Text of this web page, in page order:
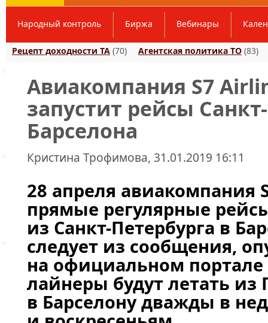
Народный контроль Биржа Вебинары
Рецепт доходности ТА (70) Агентская политика ТО (83)
Авиакомпания S7
запустит рейсы
Барселона
Кристина Трофимова, 31.01.2019 16:11
28 апреля авиакомпания
прямые регулярные
из Санкт-Петербургав
следует из сообщения,
на официальном
лайнеры будут летать из
в Барселону дважды в